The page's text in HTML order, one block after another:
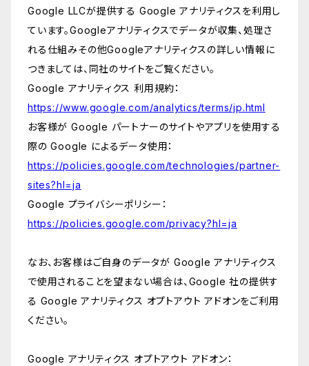
Google LLCが提供する Google アナリティクスを利用し
ています。Googleアナリティクスでデータが収集、処理さ
れる仕組みその他Googleアナリティクスの詳しい情報に
つきましては、同社のサイトをご覧ください。
Google アナリティクス 利用規約：
https://www.google.com/analytics/terms/jp.html
お客様が Google パートナーのサイトやアプリを使用する
際の Google によるデータ使用：
https://policies.google.com/technologies/partner-
sites?hl=ja
Google プライバシーポリシー：
https://policies.google.com/privacy?hl=ja
なお、お客様はご自身のデータが Google アナリティクス
で使用されることを望まない場合は、Google 社の提供す
る Google アナリティクス オプトアウト アドオンをご利用
ください。
Google アナリティクス オプトアウト アドオン：